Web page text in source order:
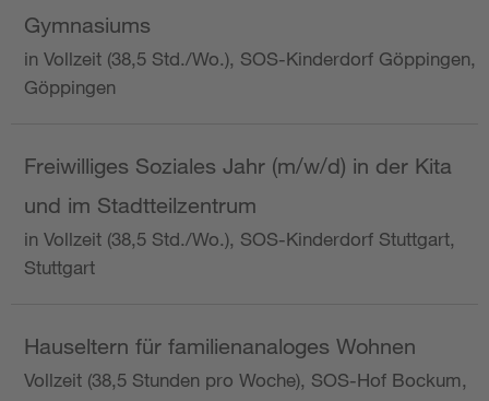
Gymnasiums
in Vollzeit (38,5 Std./Wo.), SOS-Kinderdorf Göppingen,
Göppingen
Freiwilliges Soziales Jahr (m/w/d) in der Kita
und im Stadtteilzentrum
in Vollzeit (38,5 Std./Wo.), SOS-Kinderdorf Stuttgart,
Stuttgart
Hauseltern für familienanaloges Wohnen
Vollzeit (38,5 Stunden pro Woche), SOS-Hof Bockum,